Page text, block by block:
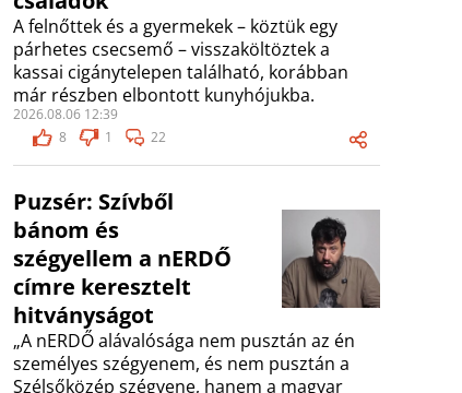
A felnőttek és a gyermekek – köztük egy
párhetes csecsemő – visszaköltöztek a
kassai cigánytelepen található, korábban
már részben elbontott kunyhójukba.
2026.08.06 12:39
8
1 22
Puzsér: Szívből
bánom és
szégyellem a nERDŐ
címre keresztelt
hitványságot
„A nERDŐ alávalósága nem pusztán az én
személyes szégyenem, és nem pusztán a
Szélsőközép szégyene, hanem a magyar